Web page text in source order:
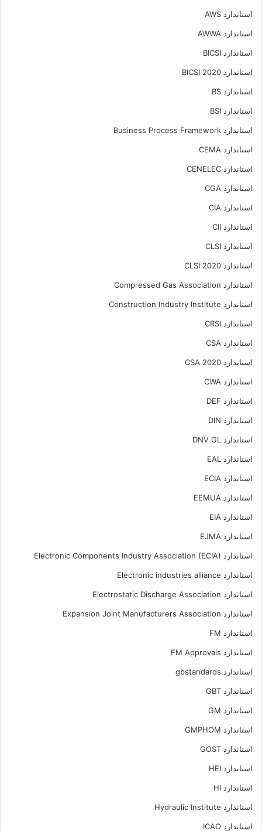
استاندارد AWS
استاندارد AWWA
استاندارد BICSI
استاندارد BICSI 2020
استاندارد BS
استاندارد BSI
استاندارد Business Process Framework
استاندارد CEMA
استاندارد CENELEC
استاندارد CGA
استاندارد CIA
استاندارد CII
استاندارد CLSI
استاندارد CLSI 2020
استاندارد Compressed Gas Association
استاندارد Construction Industry Institute
استاندارد CRSI
استاندارد CSA
استاندارد CSA 2020
استاندارد CWA
استاندارد DEF
استاندارد DIN
استاندارد DNV GL
استاندارد EAL
استاندارد ECIA
استاندارد EEMUA
استاندارد EIA
استاندارد EJMA
استاندارد Electronic Components Industry Association (ECIA)
استاندارد Electronic industries alliance
استاندارد Electrostatic Discharge Association
استاندارد Expansion Joint Manufacturers Association
استاندارد FM
استاندارد FM Approvals
استاندارد gbstandards
استاندارد GBT
استاندارد GM
استاندارد GMPHOM
استاندارد GOST
استاندارد HEI
استاندارد HI
استاندارد Hydraulic Institute
استاندارد ICAO